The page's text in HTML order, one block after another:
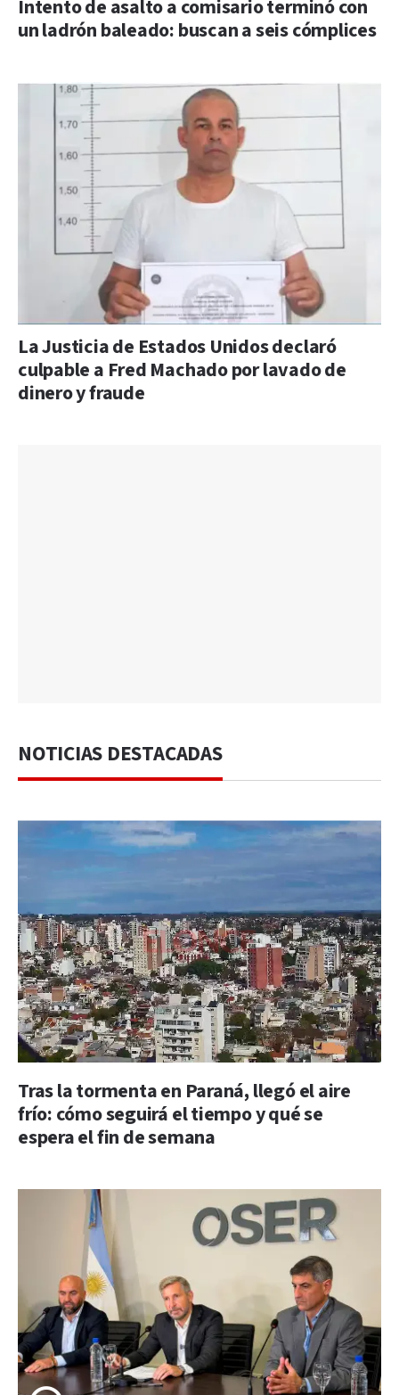
Intento de asalto a comisario terminó con
un ladrón baleado: buscan a seis cómplices
La Justicia de Estados Unidos declaró
culpable a Fred Machado por lavado de
dinero y fraude
NOTICIAS DESTACADAS
Tras la tormenta en Paraná, llegó el aire
frío: cómo seguirá el tiempo y qué se
espera el fin de semana